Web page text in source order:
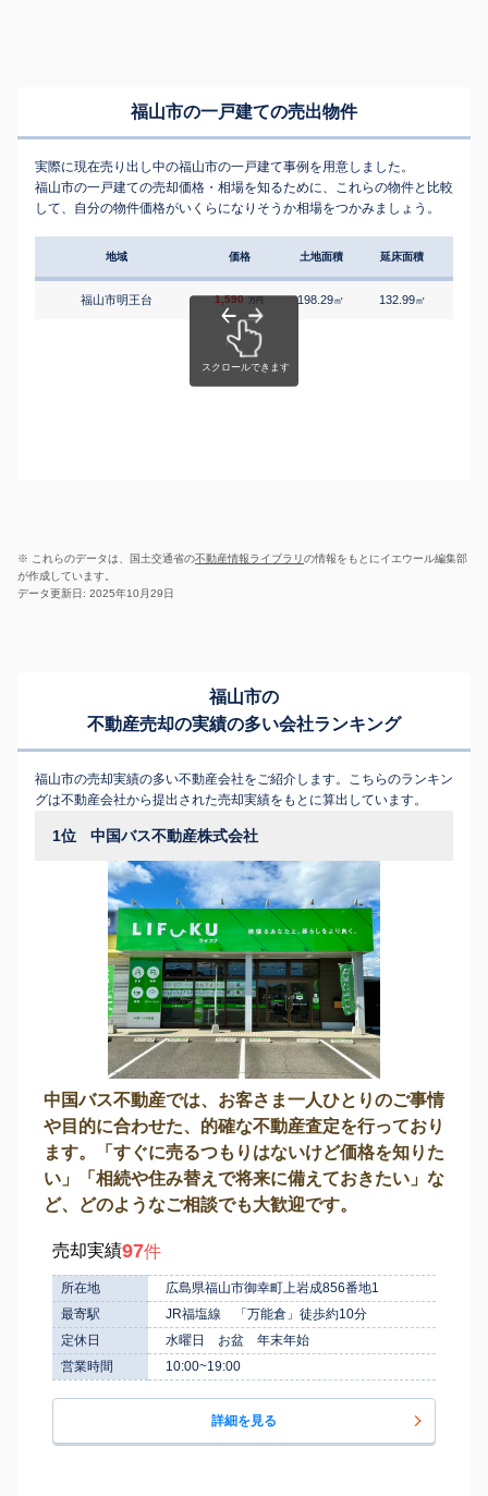
福山市の一戸建ての売出物件
実際に現在売り出し中の福山市の一戸建て事例を用意しました。
福山市の一戸建ての売却価格・相場を知るために、これらの物件と比較
して、自分の物件価格がいくらになりそうか相場をつかみましょう。
地域 価格 土地面積 延床面積
福山市明王台 1,590 万円 198.29㎡ 132.99㎡
※ これらのデータは、国土交通省の不動産情報ライブラリの情報をもとにイエウール編集部
が作成しています。
データ更新日: 2025年10月29日
福山市の
不動産売却の実績の多い会社ランキング
福山市の売却実績の多い不動産会社をご紹介します。こちらのランキン
グは不動産会社から提出された売却実績をもとに算出しています。
1位 中国バス不動産株式会社
中国バス不動産では、お客さま一人ひとりのご事情
や目的に合わせた、的確な不動産査定を行っており
ます。「すぐに売るつもりはないけど価格を知りた
い」「相続や住み替えで将来に備えておきたい」な
ど、どのようなご相談でも大歓迎です。
売却実績97件
所在地
広島県福山市御幸町上岩成856番地1
最寄駅
JR福塩線 「万能倉」徒歩約10分
定休日
水曜日 お盆 年末年始
営業時間
10:00~19:00
詳細を見る